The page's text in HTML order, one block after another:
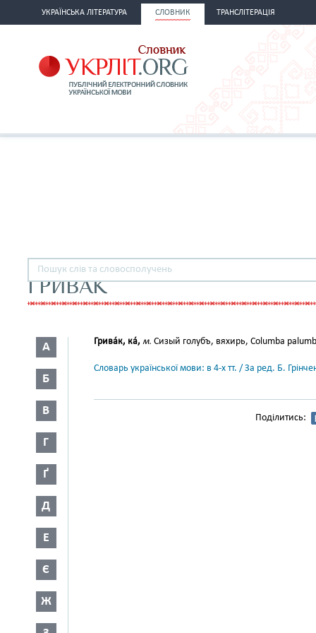
УКРАЇНСЬКА ЛІТЕРАТУРА СЛОВНИК ТРАНСЛІТЕРАЦІЯ
ГРИВАК
А
Б
В
Г
Ґ
Д
Е
Є
Ж
Грива́к, ка́, м. Сизый голубъ, вяхирь, Columba
Словарь української мови: в 4-х тт. / За ред. Б.
Поділитись: